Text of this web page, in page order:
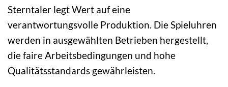
Sterntaler legt Wert auf eine
verantwortungsvolle Produktion. Die Spieluhren
werden in ausgewählten Betrieben hergestellt,
die faire Arbeitsbedingungen und hohe
Qualitätsstandards gewährleisten.